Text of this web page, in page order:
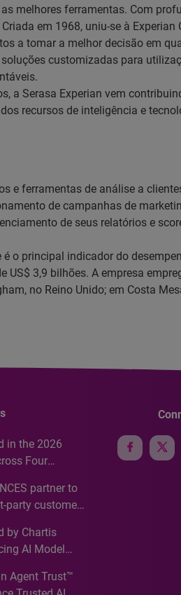
melhores ferramentas. Com
em 1968, uniu-se à Experian
a tomar a melhor decisão em
customizadas para
a Serasa Experian vem
recursos de inteligência e
e ferramentas de análise a
de campanhas de
de seus relatórios e
é o principal indicador do
3,9 bilhões. A empresa
no Reino Unido; em Costa
in the 2026
Four
partner to
party customer
by Chartis
AI Model
Agent Trust™